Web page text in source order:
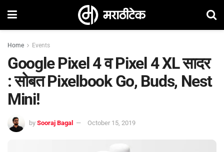
Home Events
Google Pixel 4 व Pixel 4 XL सादर
: सोबत Pixelbook Go, Buds, Nest
Mini!
by Sooraj Bagal October 15, 2019